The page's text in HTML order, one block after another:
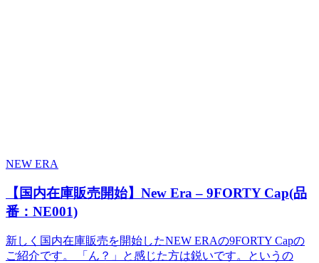
NEW ERA
【国内在庫販売開始】New Era – 9FORTY Cap(品
番：NE001)
新しく国内在庫販売を開始したNEW ERAの9FORTY Capの
ご紹介です。 「ん？」と感じた方は鋭いです。というの